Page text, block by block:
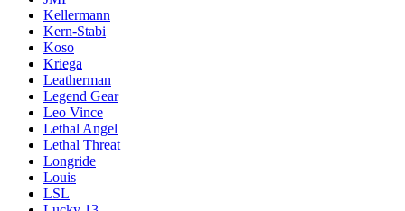
Kellermann
Kern-Stabi
Koso
Kriega
Leatherman
Legend Gear
Leo Vince
Lethal Angel
Lethal Threat
Longride
Louis
LSL